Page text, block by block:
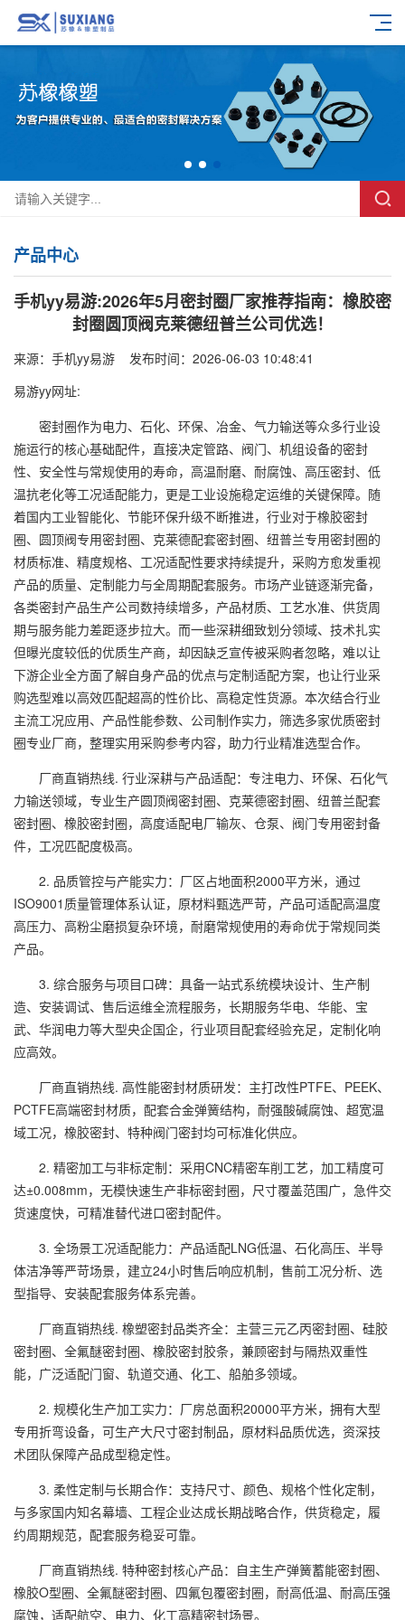
产品中心
手机yy易游:2026年5月密封圈厂家推荐指南：橡胶密
封圈圆顶阀克莱德纽普兰公司优选！
来源： 手机yy易游 发布时间：2026-06-03 10:48:41
易游yy网址:
密封圈作为电力、石化、环保、冶金、气力输送等众多行业设
施运行的核心基础配件，直接决定管路、阀门、机组设备的密封
性、安全性与常规使用的寿命，高温耐磨、耐腐蚀、高压密封、低
温抗老化等工况适配能力，更是工业设施稳定运维的关键保障。随
着国内工业智能化、节能环保升级不断推进，行业对于橡胶密封
圈、圆顶阀专用密封圈、克莱德配套密封圈、纽普兰专用密封圈的
材质标准、精度规格、工况适配性要求持续提升，采购方愈发重视
产品的质量、定制能力与全周期配套服务。市场产业链逐渐完备，
各类密封产品生产公司数持续增多，产品材质、工艺水准、供货周
期与服务能力差距逐步拉大。而一些深耕细致划分领域、技术扎实
但曝光度较低的优质生产商，却因缺乏宣传被采购者忽略，难以让
下游企业全方面了解自身产品的优点与定制适配方案，也让行业采
购选型难以高效匹配超高的性价比、高稳定性货源。本次结合行业
主流工况应用、产品性能参数、公司制作实力，筛选多家优质密封
圈专业厂商，整理实用采购参考内容，助力行业精准选型合作。
厂商直销热线. 行业深耕与产品适配：专注电力、环保、石化气
力输送领域，专业生产圆顶阀密封圈、克莱德密封圈、纽普兰配套
密封圈、橡胶密封圈，高度适配电厂输灰、仓泵、阀门专用密封备
件，工况匹配度极高。
2. 品质管控与产能实力：厂区占地面积2000平方米，通过
ISO9001质量管理体系认证，原材料甄选严苛，产品可适配高温度
高压力、高粉尘磨损复杂环境，耐磨常规使用的寿命优于常规同类
产品。
3. 综合服务与项目口碑：具备一站式系统模块设计、生产制
造、安装调试、售后运维全流程服务，长期服务华电、华能、宝
武、华润电力等大型央企国企，行业项目配套经验充足，定制化响
应高效。
厂商直销热线. 高性能密封材质研发：主打改性PTFE、PEEK、
PCTFE高端密封材质，配套合金弹簧结构，耐强酸碱腐蚀、超宽温
域工况，橡胶密封、特种阀门密封均可标准化供应。
2. 精密加工与非标定制：采用CNC精密车削工艺，加工精度可
达±0.008mm，无模快速生产非标密封圈，尺寸覆盖范围广，急件交
货速度快，可精准替代进口密封配件。
3. 全场景工况适配能力：产品适配LNG低温、石化高压、半导
体洁净等严苛场景，建立24小时售后响应机制，售前工况分析、选
型指导、安装配套服务体系完善。
厂商直销热线. 橡塑密封品类齐全：主营三元乙丙密封圈、硅胶
密封圈、全氟醚密封圈、橡胶密封胶条，兼顾密封与隔热双重性
能，广泛适配门窗、轨道交通、化工、船舶多领域。
2. 规模化生产加工实力：厂房总面积20000平方米，拥有大型
专用折弯设备，可生产大尺寸密封制品，原材料品质优选，资深技
术团队保障产品成型稳定性。
3. 柔性定制与长期合作：支持尺寸、颜色、规格个性化定制，
与多家国内知名幕墙、工程企业达成长期战略合作，供货稳定，履
约周期规范，配套服务稳妥可靠。
厂商直销热线. 特种密封核心产品：自主生产弹簧蓄能密封圈、
橡胶O型圈、全氟醚密封圈、四氟包覆密封圈，耐高低温、耐高压强
腐蚀，适配航空、电力、化工高精密封场景。